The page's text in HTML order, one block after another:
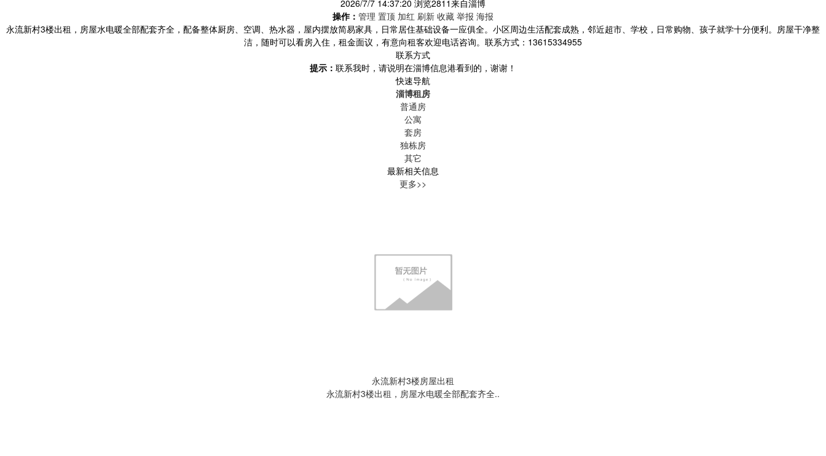
2026/7/7 14:37:20 浏览2811来自淄博
操作： 管理 置顶 加红 刷新 收藏 举报 海报
永流新村3楼出租，房屋水电暖全部配套齐全，配备整体厨房、空调、热水器，屋内摆放简易家具，日常居住基础设备一应俱全。小区周边生活配套成熟，邻近超市、学校，日常购物、孩子就学十分便利。房屋干净整
洁，随时可以看房入住，租金面议，有意向租客欢迎电话咨询。联系方式：13615334955
联系方式
提示： 联系我时，请说明在淄博信息港看到的，谢谢！
快速导航
淄博租房
普通房
公寓
套房
独栋房
其它
最新相关信息
更多>>
永流新村3楼房屋出租
永流新村3楼出租，房屋水电暖全部配套齐全..